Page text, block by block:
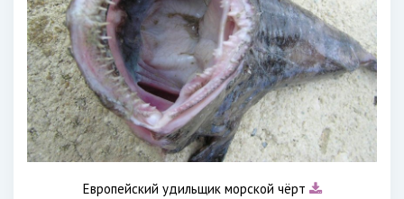
Европейский удильщик морской чёрт